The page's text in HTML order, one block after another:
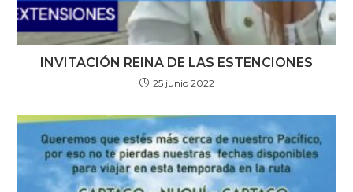
INVITACIÓN REINA DE LAS ESTENCIONES
25 junio 2022